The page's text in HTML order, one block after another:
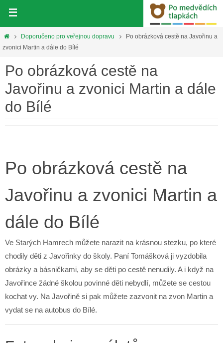
obsahHomeDoporučeno pro veřejnou dopravu
Po obrázková cestě na Javořinu a
zvonici Martin a dále do Bílé
Po obrázková cestě na
Javořinu a zvonici Martin a dále
do Bílé
Po obrázková cestě na
Javořinu a zvonici Martin a
dále do Bílé
Ve Starých Hamrech můžete narazit na krásnou stezku, po které
chodily děti z Javořinky do školy. Paní Tomášková ji vyzdobila
obrázky a básničkami, aby se děti po cestě nenudily. A i když na
Javořince žádné školou povinné děti nebydlí, můžete se cestou
kochat vy. Na Javořině si pak můžete zazvonit na zvon Martin a
vydat se na autobus do Bílé.